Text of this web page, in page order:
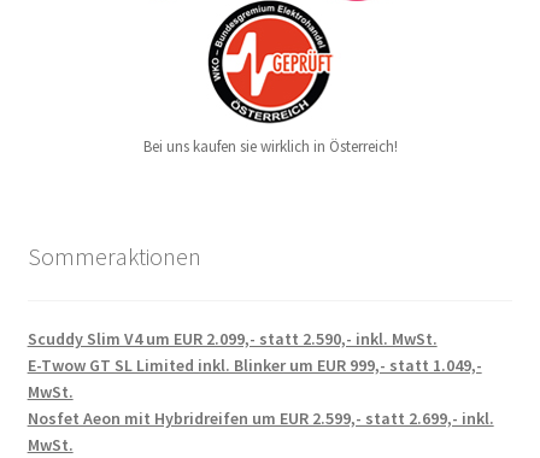
Bei uns kaufen sie wirklich in Österreich!
Sommeraktionen
Scuddy Slim V4 um EUR 2.099,- statt 2.590,- inkl. MwSt.
E-Twow GT SL Limited inkl. Blinker um EUR 999,- statt 1.049,-
MwSt.
Nosfet Aeon mit Hybridreifen um EUR 2.599,- statt 2.699,- inkl.
MwSt.